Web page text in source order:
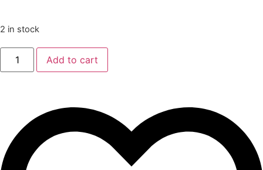
2 in stock
Add to cart